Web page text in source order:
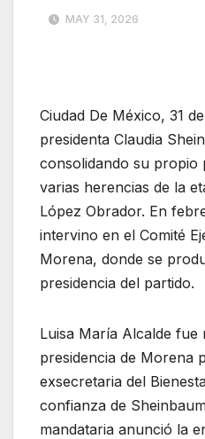
MAY 31, 2026
Ciudad De México, 31
presidenta Claudia
consolidando su propio
varias herencias de la
López Obrador. En
intervino en el Comité
Morena, donde se
presidencia del partido.
Luisa María Alcalde fue
presidencia de Morena
exsecretaria del
confianza de
mandataria anunció la